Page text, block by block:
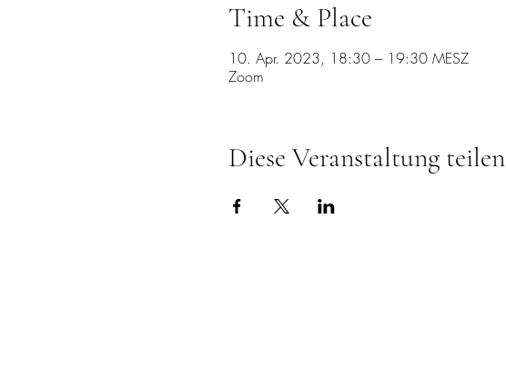
Time & Place
10. Apr. 2023, 18:30 – 19:30 MESZ
Zoom
Diese Veranstaltung teilen